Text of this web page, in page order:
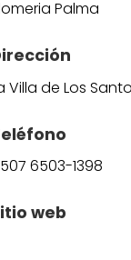
Palma
Villa de Los
6503-1398
web